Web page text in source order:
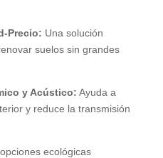
Precio: Una solución
suelos sin grandes
y Acústico: Ayuda a
y reduce la transmisión
ecológicas